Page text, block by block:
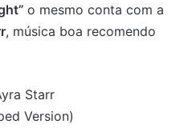
o mesmo conta com a
, música boa recomendo
Starr
Version)